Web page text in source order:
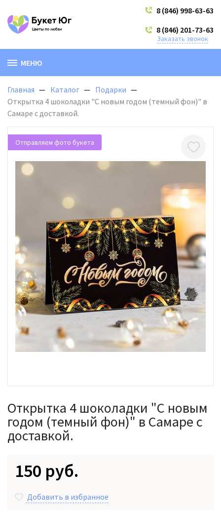
8 (846) 998-63-63
8 (846) 201-73-63
Заказать звонок
МЕНЮ
Главная Каталог
Подарки
Открытка 4 шоколадки "С новым годом (темный фон)" в
Самаре с доставкой.
Отправляем фото букета
Открытка 4 шоколадки "С новым
годом (темный фон)" в Самаре с
доставкой.
150 руб.
Добавить в избранное